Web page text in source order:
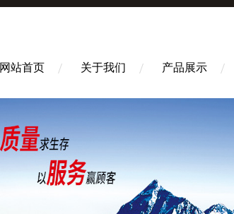
网站首页 关于我们 产品展示